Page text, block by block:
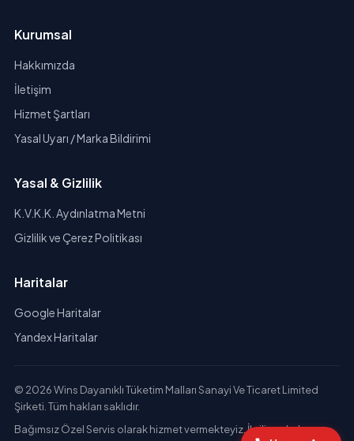
Kurumsal
Hakkımızda
İletişim
Hizmet Şartları
Yasal Uyarı / Marka Bildirimi
Yasal & Gizlilik
K.V.K.K. Aydınlatma Metni
Gizlilik ve Çerez Politikası
Haritalar
Google Haritalar
Yandex Haritalar
© 2026 Wins Dayanıklı Tüketim Malları Sanayi Ve Ticaret Limited
Şirketi. Tüm hakları saklıdır.
Bağımsız Özel Servis olarak hizmet vermekteyiz. İlgili markaların